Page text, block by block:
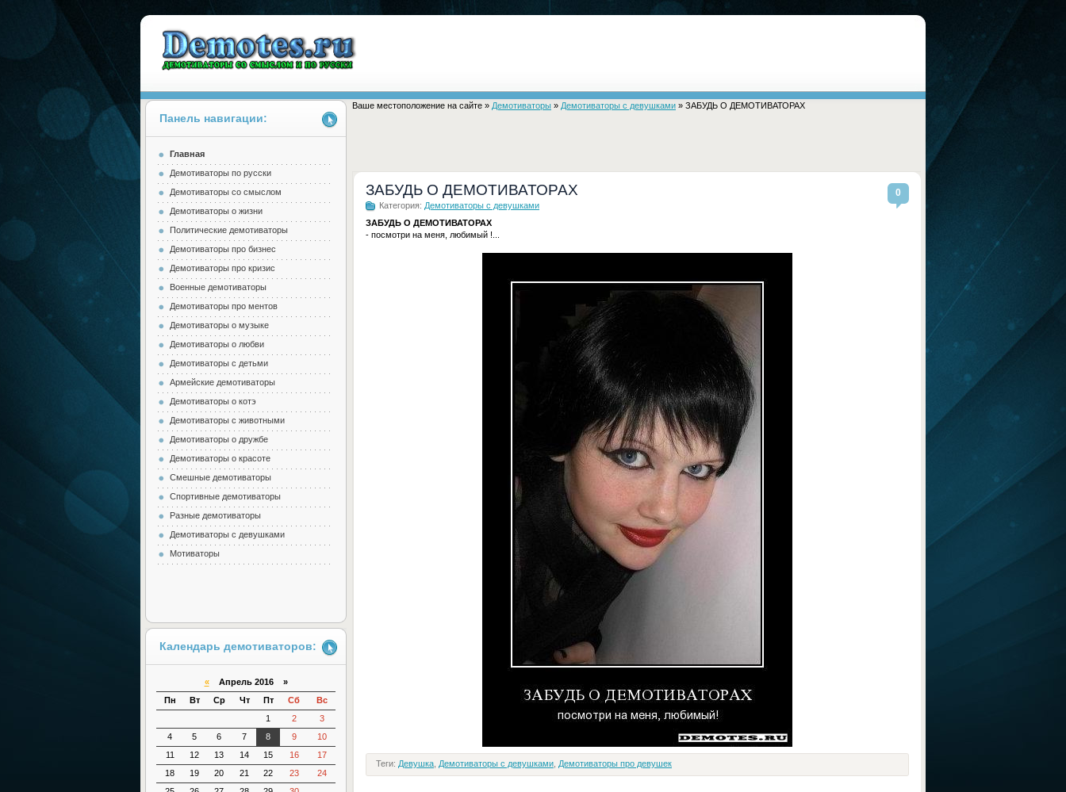
Demotes.ru
Ваше местоположение на сайте » Демотиваторы » Демотиваторы с девушками » ЗАБУДЬ О ДЕМОТИВАТОРАХ
0
ЗАБУДЬ О ДЕМОТИВАТОРАХ
Категория: Демотиваторы с девушками
ЗАБУДЬ О ДЕМОТИВАТОРАХ
- посмотри на меня, любимый !...
Теги: Девушка Демотиваторы с девушками Демотиваторы про девушек
Панель навигации:
Главная
Демотиваторы по русски
Демотиваторы со смыслом
Демотиваторы о жизни
Политические демотиваторы
Демотиваторы про бизнес
Демотиваторы про кризис
Военные демотиваторы
Демотиваторы про ментов
Демотиваторы о музыке
Демотиваторы о любви
Демотиваторы с детьми
Армейские демотиваторы
Демотиваторы о котэ
Демотиваторы с животными
Демотиваторы о дружбе
Демотиваторы о красоте
Смешные демотиваторы
Спортивные демотиваторы
Разные демотиваторы
Демотиваторы с девушками
Мотиваторы
Календарь демотиваторов:
«Апрель 2016 »
Пн
Вт Ср Чт Пт Сб
Вс
1
2
3
4
5 6 7 8 9
10
11
12 13 14 15 16
17
18
19 20 21 22 23
24